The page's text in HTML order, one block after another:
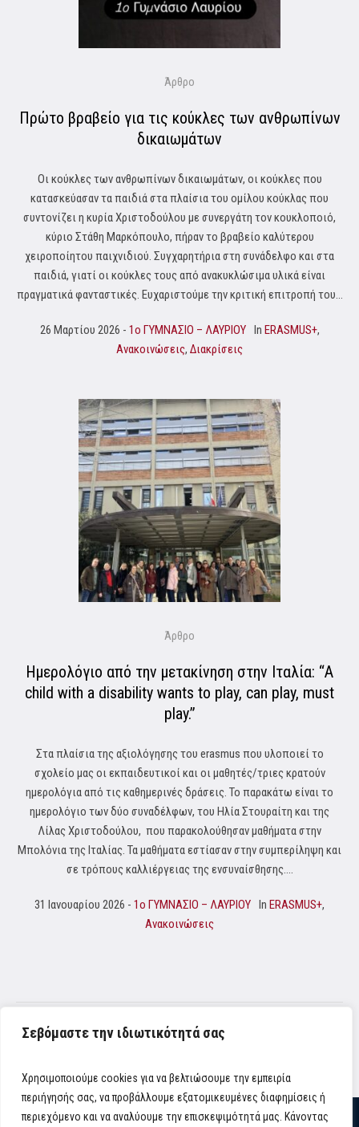
Σεβόμαστε την ιδιωτικότητά σας
Χρησιμοποιούμε cookies για να βελτιώσουμε την εμπειρία
περιήγησής σας, να προβάλλουμε εξατομικευμένες διαφημίσεις ή
περιεχόμενο και να αναλύουμε την επισκεψιμότητά μας. Κάνοντας
Άρθρο
Πρώτο βραβείο για τις κούκλες των ανθρωπίνων
δικαιωμάτων
Οι κούκλες των ανθρωπίνων δικαιωμάτων, οι κούκλες που
κατασκεύασαν τα παιδιά στα πλαίσια του ομίλου κούκλας που
συντονίζει η κυρία Χριστοδούλου με συνεργάτη τον κουκλοποιό,
κύριο Στάθη Μαρκόπουλο, πήραν το βραβείο καλύτερου
χειροποίητου παιχνιδιού. Συγχαρητήρια στη συνάδελφο και στα
παιδιά, γιατί οι κούκλες τους από ανακυκλώσιμα υλικά είναι
πραγματικά φανταστικές. Ευχαριστούμε την κριτική επιτροπή του...
26 Μαρτίου 2026 1o ΓΥΜΝΑΣΙΟ – ΛΑΥΡΙΟΥ In ERASMUS+,
Ανακοινώσεις, Διακρίσεις
Άρθρο
Ημερολόγιο από την μετακίνηση στην Ιταλία: “A
child with a disability wants to play, can play, must
play.”
Στα πλαίσια της αξιολόγησης του erasmus που υλοποιεί το
σχολείο μας οι εκπαιδευτικοί και οι μαθητές/τριες κρατούν
ημερολόγια από τις καθημερινές δράσεις. Το παρακάτω είναι το
ημερολόγιο των δύο συναδέλφων, του Ηλία Στουραίτη και της
Λίλας Χριστοδούλου, που παρακολούθησαν μαθήματα στην
Μπολόνια της Ιταλίας. Τα μαθήματα εστίασαν στην συμπερίληψη και
σε τρόπους καλλιέργειας της ενσυναίσθησης....
31 Ιανουαρίου 2026 1o ΓΥΜΝΑΣΙΟ – ΛΑΥΡΙΟΥ In ERASMUS+,
Ανακοινώσεις